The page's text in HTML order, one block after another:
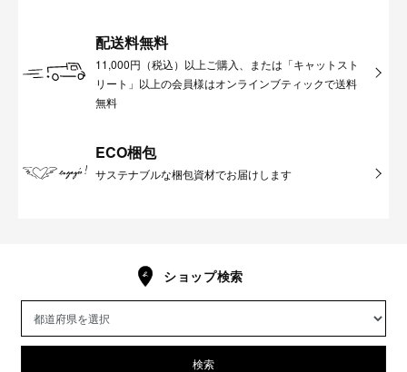
配送料無料
11,000円（税込）以上ご購入、または「キャットスト
リート」以上の会員様はオンラインブティックで送料
無料
ECO梱包
サステナブルな梱包資材でお届けします
ショップ検索
検索